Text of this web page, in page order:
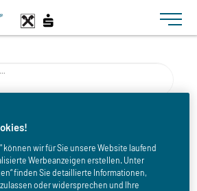
Toggle
können wir für Sie unsere Website laufend
Werbeanzeigen erstellen. Unter
finden Sie detaillierte Informationen,
oder widersprechen und Ihre